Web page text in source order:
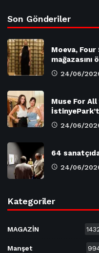
Son Gönderiler
Moeva,
24/06/
Muse For All
24/06/
64
24/06/
Kategoriler
MAGAZİN
Manşet